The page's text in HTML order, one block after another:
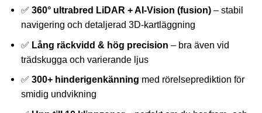
✅ 360° ultrabred LiDAR + AI-Vision (fusion) – stabil
navigering och detaljerad 3D-kartläggning
✅ Lång räckvidd & hög precision – bra även vid
trädskugga och varierande ljus
✅ 300+ hinderigenkänning med rörelseprediktion för
smidig undvikning